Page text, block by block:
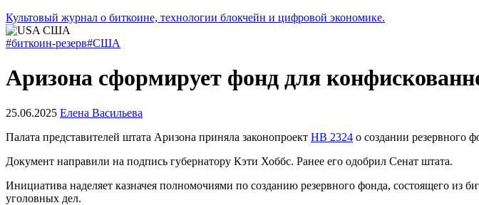
Культовый журнал о биткоине, технологии блокчейн и цифровой экономике.
#биткоин-резерв#США
Аризона сформирует фонд для
25.06.2025 Елена Васильева
Палата представителей штата Аризона приняла законопроект HB 2324 о создании резервного
Документ направили на подпись губернатору Кэти Хоббс. Ранее его одобрил Сенат штата.
Инициатива наделяет казначея полномочиями по созданию резервного фонда, состоящего
уголовных дел.